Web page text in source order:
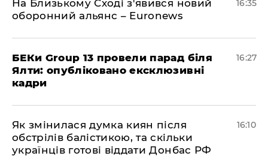
На Близькому Сході з'явився новий
оборонний альянс – Euronews
16:35
БЕКи Group 13 провели парад біля
Ялти: опубліковано ексклюзивні
кадри
16:27
Як змінилася думка киян після
обстрілів балістикою, та скільки
українців готові віддати Донбас РФ
16:10